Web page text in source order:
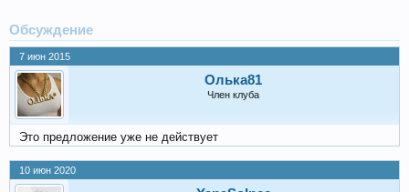
Обсуждение
7 июн 2015
Олька81
Член клуба
Это предложение уже не действует
10 июн 2020